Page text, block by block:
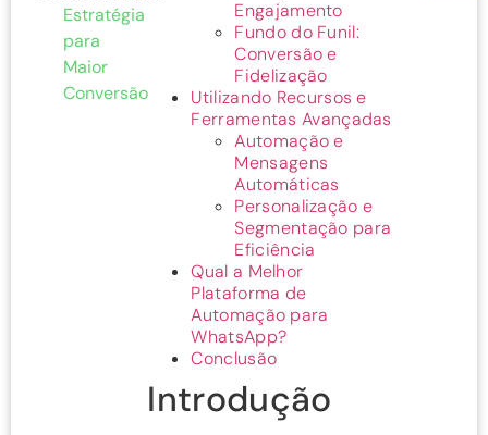
Estratégia
para
Maior
Conversão
Engajamento
Fundo do Funil:
Conversão e
Fidelização
Utilizando Recursos e
Ferramentas Avançadas
Automação e
Mensagens
Automáticas
Personalização e
Segmentação para
Eficiência
Qual a Melhor
Plataforma de
Automação para
WhatsApp?
Conclusão
Introdução